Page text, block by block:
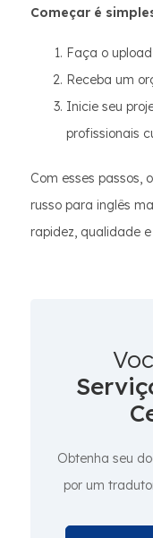
Começar é
Faça o
Receba um
Inicie seu
profissionais
Com esses passos,
russo para inglês
rapidez, qualidade
Obtenha seu
por um